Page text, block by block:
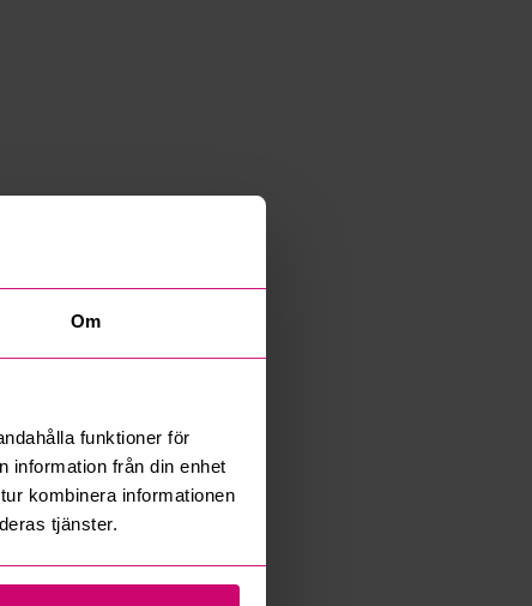
Om
funktioner för
information från din enhet
kombinera informationen
tjänster.